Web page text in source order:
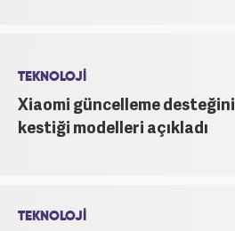
TEKNOLOJİ
Xiaomi güncelleme desteğini
kestiği modelleri açıkladı
TEKNOLOJİ